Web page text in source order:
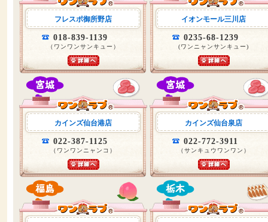
フレスポ御所野店
018-839-1139
（ワンワンサンキュー）
イオンモール三川店
0235-68-1239
(ワンニャンサンキュー)
カインズ仙台港店
022-387-1125
（ワンワンニャンコ）
カインズ仙台泉店
022-772-3911
（サンキュウワンワン）